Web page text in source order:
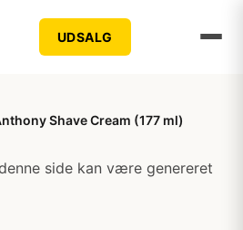
UDSALG
Shave Cream (177 ml)
side kan være genereret